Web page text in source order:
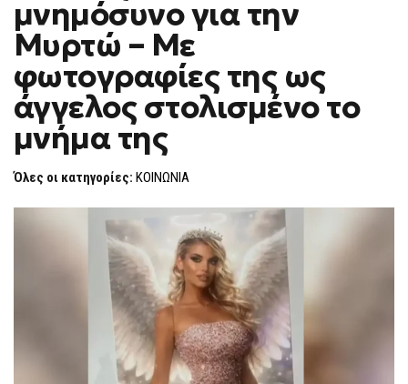
ΜΝΗΜΌΣΥΝΟ
ΓΙΑ
ΤΗΝ
ΜΥΡΤΏ
–
ΜΕ
ΦΩΤΟΓΡΑΦΊΕΣ
ΤΗΣ
ΜΝΉΜΑ
μνημόσυνο για την
Μυρτώ – Με
φωτογραφίες της ως
άγγελος στολισμένο το
μνήμα της
Όλες οι κατηγορίες: ΚΟΙΝΩΝΙΑ